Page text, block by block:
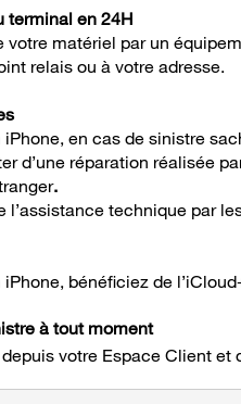
terminal en 24H
votre matériel par un
relais ou à votre adresse.
iPhone, en cas de sinistre
d’une réparation réalisée
.
l’assistance technique par
iPhone, bénéficiez de
à tout moment
votre Espace Client